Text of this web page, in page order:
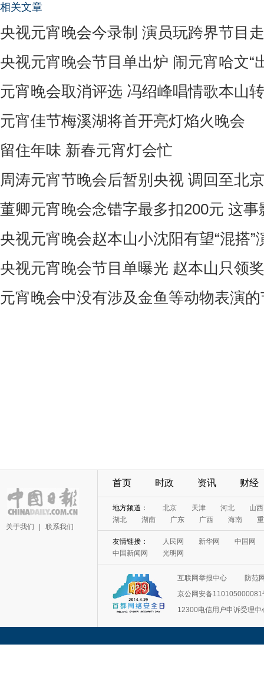
相关文章
央视元宵晚会今录制 演员玩跨界节目
央视元宵晚会节目单出炉 闹元宵哈文“
元宵晚会取消评选 冯绍峰唱情歌本山
元宵佳节梅溪湖将首开亮灯焰火晚会
留住年味 新春元宵灯会忙
周涛元宵节晚会后暂别央视 调回至北
董卿元宵晚会念错字最多扣200元 这事
央视元宵晚会赵本山小沈阳有望“混搭”
央视元宵晚会节目单曝光 赵本山只领
元宵晚会中没有涉及金鱼等动物表演
关于我们 联系我们
首页 时政 资讯 财经
地方频道： 北京 天津 河北
山西
湖北
湖南 广东 广西 海南
友情链接： 人民网 新华网
中国网
中国新闻网
光明网
互联网举报中心
防范
京公网安备110105000081
12300电信用户申诉受理中